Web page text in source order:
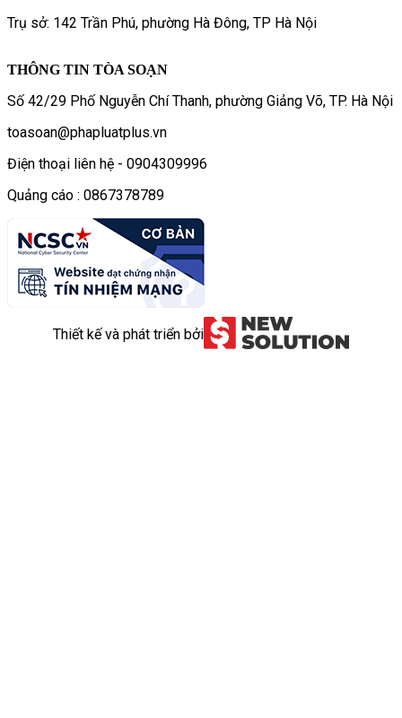
Trụ sở: 142 Trần Phú, phường Hà Đông, TP Hà Nội
THÔNG TIN TÒA SOẠN
Số 42/29 Phố Nguyễn Chí Thanh, phường Giảng Võ, TP. Hà Nội
toasoan@phapluatplus.vn
Điện thoại liên hệ - 0904309996
Quảng cáo : 0867378789
Thiết kế và phát triển bởi